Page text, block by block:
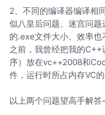
2、不同的编译器编译相
似八皇后问题、迷宫问
的.exe文件大小、效率也
之前，我曾经把我的
序）放在vc++2008和
件，运行时所占内存VC
以上两个问题望高手解